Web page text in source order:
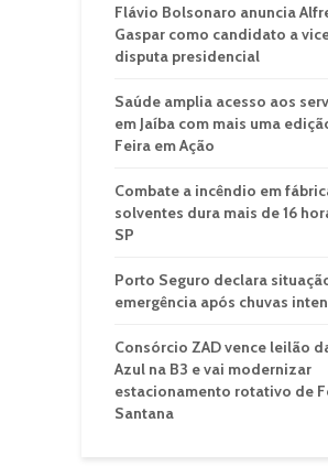
Flávio Bolsonaro anuncia
Gaspar como candidato a
disputa presidencial
Saúde amplia acesso aos
em Jaíba com mais uma
Feira em Ação
Combate a incêndio em
solventes dura mais de 16
SP
Porto Seguro declara
emergência após chuvas
Consórcio ZAD vence leilão
Azul na B3 e vai modernizar
estacionamento rotativo de
Santana